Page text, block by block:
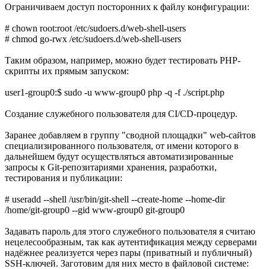
Ограничиваем доступ посторонних к файлу конфигурации:
# chown root:root /etc/sudoers.d/web-shell-users
# chmod go-rwx /etc/sudoers.d/web-shell-users
Таким образом, например, можно будет тестировать PHP-
скрипты их прямым запуском:
user1-group0:$ sudo -u www-group0 php -q -f ./script.php
Создание служебного пользователя для CI/CD-процедур.
Заранее добавляем в группу "сводной площадки" web-сайтов
специализированного пользователя, от имени которого в
дальнейшем будут осуществляться автоматизированные
запросы к Git-репозитариями хранения, разработки,
тестирования и публикации:
# useradd --shell /usr/bin/git-shell --create-home --home-dir
/home/git-group0 --gid www-group0 git-group0
Задавать пароль для этого служебного пользователя я считаю
нецелесообразным, так как аутентификация между серверами
надёжнее реализуется через пары (приватный и публичный)
SSH-ключей. Заготовим для них место в файловой системе: